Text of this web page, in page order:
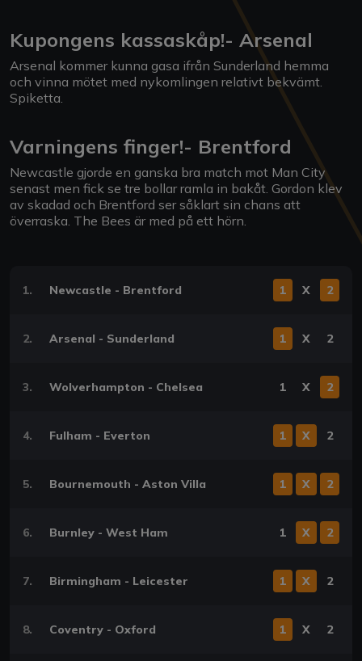
Kupongens kassaskåp!- Arsenal
Arsenal kommer kunna gasa ifrån Sunderland hemma
och vinna mötet med nykomlingen relativt bekvämt.
Spiketta.
Varningens finger!- Brentford
Newcastle gjorde en ganska bra match mot Man City
senast men fick se tre bollar ramla in bakåt. Gordon klev
av skadad och Brentford ser såklart sin chans att
överraska. The Bees är med på ett hörn.
1. Newcastle - Brentford 1 X 2
2. Arsenal - Sunderland 1 X 2
3. Wolverhampton - Chelsea 1 X 2
4. Fulham - Everton 1 X 2
5. Bournemouth - Aston Villa 1 X 2
6. Burnley - West Ham 1 X 2
7. Birmingham - Leicester 1 X 2
8. Coventry - Oxford 1 X 2